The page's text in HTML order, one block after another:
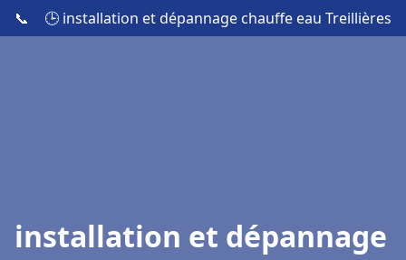
📞 🕒 installation et dépannage chauffe eau Treillières
installation et dépannage